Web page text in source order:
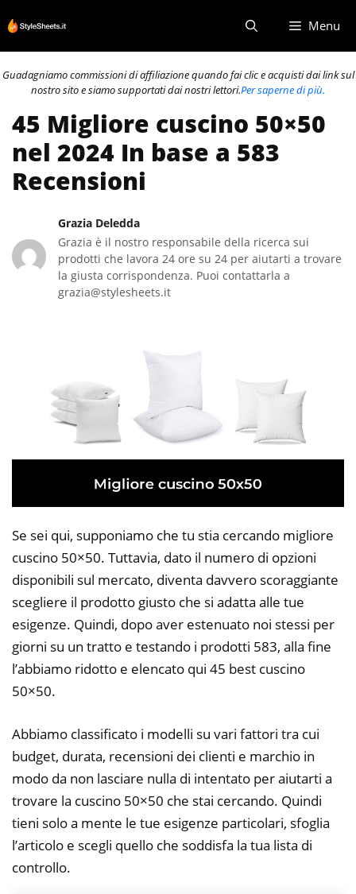
al
contenuto
Menu
Guadagniamo commissioni di affiliazione quando fai clic e acquisti dai link sul
nostro sito e siamo supportati dai nostri lettori.Per saperne di più.
45 Migliore cuscino 50×50
nel 2024 In base a 583
Recensioni
Grazia Deledda
Grazia è il nostro responsabile della ricerca sui
prodotti che lavora 24 ore su 24 per aiutarti a trovare
la giusta corrispondenza. Puoi contattarla a
grazia@stylesheets.it
Se sei qui, supponiamo che tu stia cercando migliore
cuscino 50×50. Tuttavia, dato il numero di opzioni
disponibili sul mercato, diventa davvero scoraggiante
scegliere il prodotto giusto che si adatta alle tue
esigenze. Quindi, dopo aver estenuato noi stessi per
giorni su un tratto e testando i prodotti 583, alla fine
l’abbiamo ridotto e elencato qui 45 best cuscino
50×50.
Abbiamo classificato i modelli su vari fattori tra cui
budget, durata, recensioni dei clienti e marchio in
modo da non lasciare nulla di intentato per aiutarti a
trovare la cuscino 50×50 che stai cercando. Quindi
tieni solo a mente le tue esigenze particolari, sfoglia
l’articolo e scegli quello che soddisfa la tua lista di
controllo.